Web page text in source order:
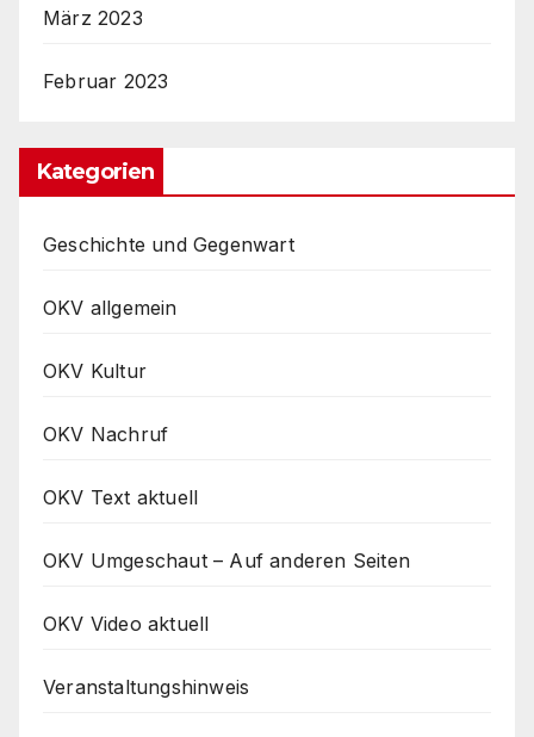
März 2023
Februar 2023
Kategorien
Geschichte und Gegenwart
OKV allgemein
OKV Kultur
OKV Nachruf
OKV Text aktuell
OKV Umgeschaut – Auf anderen Seiten
OKV Video aktuell
Veranstaltungshinweis